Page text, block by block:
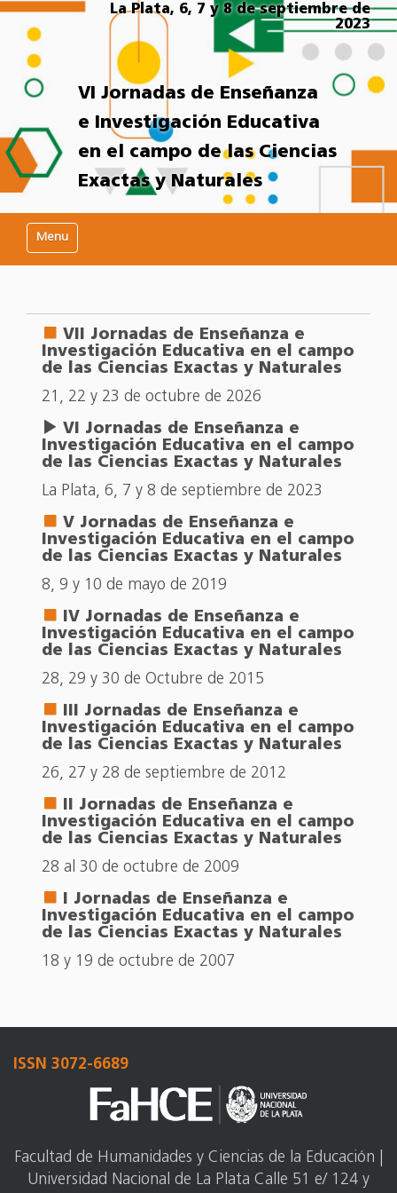
La Plata, 6, 7 y 8 de septiembre de
2023
VI Jornadas de Enseñanza
e Investigación Educativa
en el campo de las Ciencias
Exactas y Naturales
Mostrar/Ocultar navegación
VII Jornadas de Enseñanza e
Investigación Educativa en el campo
de las Ciencias Exactas y Naturales
21, 22 y 23 de octubre de 2026
VI Jornadas de Enseñanza e
Investigación Educativa en el campo
de las Ciencias Exactas y Naturales
La Plata, 6, 7 y 8 de septiembre de 2023
V Jornadas de Enseñanza e
Investigación Educativa en el campo
de las Ciencias Exactas y Naturales
8, 9 y 10 de mayo de 2019
IV Jornadas de Enseñanza e
Investigación Educativa en el campo
de las Ciencias Exactas y Naturales
28, 29 y 30 de Octubre de 2015
III Jornadas de Enseñanza e
Investigación Educativa en el campo
de las Ciencias Exactas y Naturales
26, 27 y 28 de septiembre de 2012
II Jornadas de Enseñanza e
Investigación Educativa en el campo
de las Ciencias Exactas y Naturales
28 al 30 de octubre de 2009
I Jornadas de Enseñanza e
Investigación Educativa en el campo
de las Ciencias Exactas y Naturales
18 y 19 de octubre de 2007
ISSN 3072-6689
Facultad de Humanidades y Ciencias de la Educación |
Universidad Nacional de La Plata Calle 51 e/ 124 y